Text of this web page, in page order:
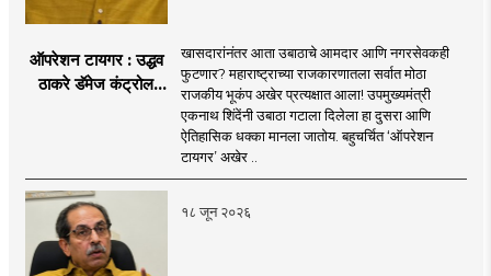
ऑपरेशन टायगर : उद्धव
ठाकरे डॅमेज कंट्रोल
शिंदेंकडे जाण्याच्या चर्चा
सुरू
खासदारांनंतर आता उबाठाचे आमदार आणि नगरसेवकही
फुटणार? महाराष्ट्राच्या राजकारणातला सर्वात मोठा
राजकीय भूकंप अखेर प्रत्यक्षात आला! उपमुख्यमंत्री
एकनाथ शिंदेंनी उबाठा गटाला दिलेला हा दुसरा आणि
ऐतिहासिक धक्का मानला जातोय. बहुचर्चित ‘ऑपरेशन
टायगर’ अखेर ..
१८ जून २०२६